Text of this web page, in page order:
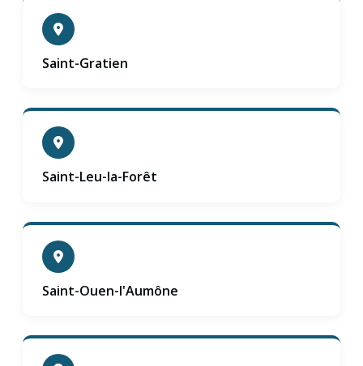
Saint-Gratien
Saint-Leu-la-Forêt
Saint-Ouen-l'Aumône